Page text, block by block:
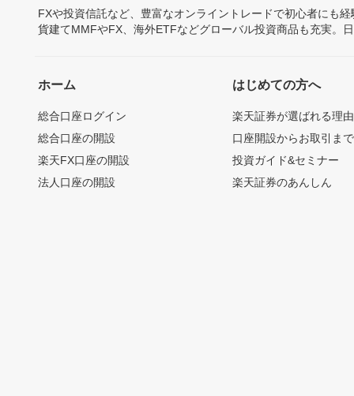
FXや投資信託など、豊富なオンライントレードで初心者にも
貨建てMMFやFX、海外ETFなどグローバル投資商品も充実。
ホーム
総合口座ログイン
総合口座の開設
楽天FX口座の開設
法人口座の開設
はじめての方へ
楽天証券が選ばれる理由
口座開設からお取引ま
投資ガイド&セミナー
楽天証券のあんしん